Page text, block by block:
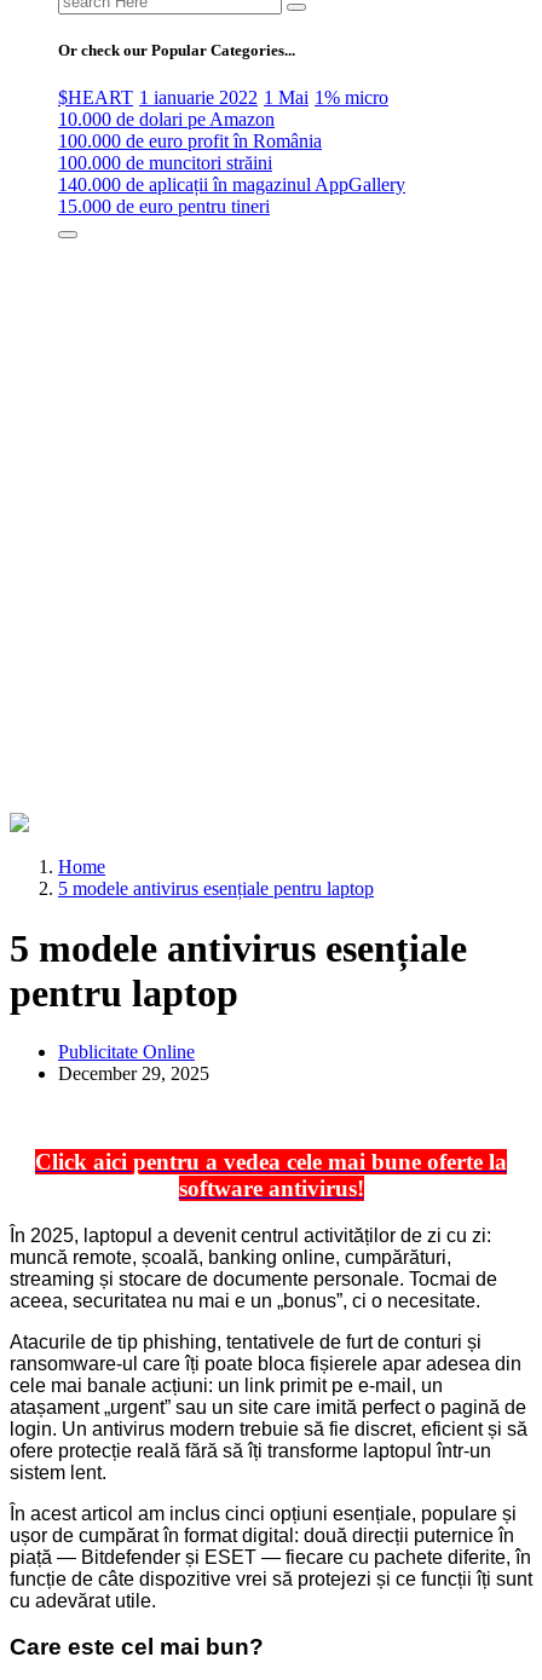
for:
Or check our Popular Categories...
$HEART 1 ianuarie 2022 1 Mai 1% micro
10.000 de dolari pe Amazon
100.000 de euro profit în România
100.000 de muncitori străini
140.000 de aplicații în magazinul AppGallery
15.000 de euro pentru tineri
Home
5 modele antivirus esențiale pentru laptop
5 modele antivirus esențiale
pentru laptop
Publicitate Online
December 29, 2025
Click aici pentru a vedea cele mai bune oferte la
software antivirus!
În 2025, laptopul a devenit centrul activităților de zi cu zi:
muncă remote, școală, banking online, cumpărături,
streaming și stocare de documente personale. Tocmai de
aceea, securitatea nu mai e un „bonus”, ci o necesitate.
Atacurile de tip phishing, tentativele de furt de conturi și
ransomware-ul care îți poate bloca fișierele apar adesea din
cele mai banale acțiuni: un link primit pe e-mail, un
atașament „urgent” sau un site care imită perfect o pagină de
login. Un antivirus modern trebuie să fie discret, eficient și să
ofere protecție reală fără să îți transforme laptopul într-un
sistem lent.
În acest articol am inclus cinci opțiuni esențiale, populare și
ușor de cumpărat în format digital: două direcții puternice în
piață — Bitdefender și ESET — fiecare cu pachete diferite, în
funcție de câte dispozitive vrei să protejezi și ce funcții îți sunt
cu adevărat utile.
Care este cel mai bun?